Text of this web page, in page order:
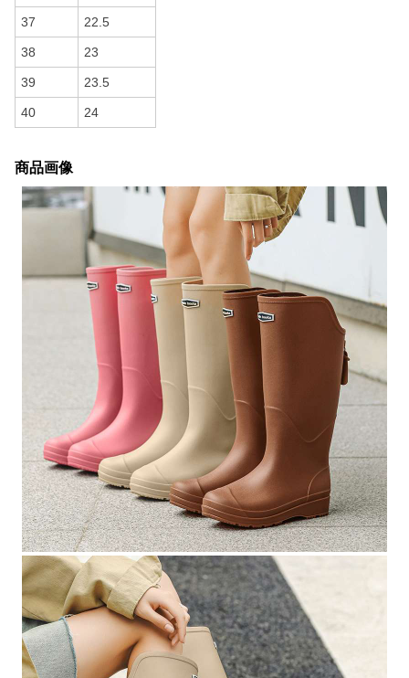
37 22.5
38 23
39 23.5
40 24
商品画像